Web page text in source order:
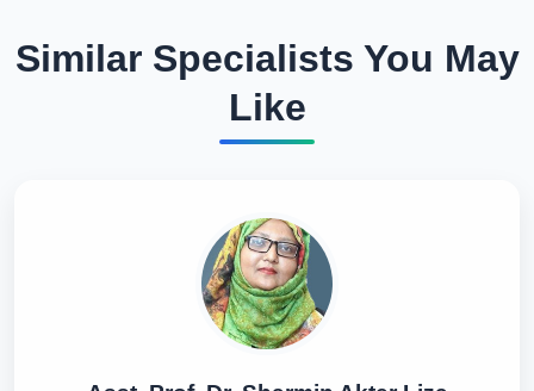
Similar Specialists You May
Like